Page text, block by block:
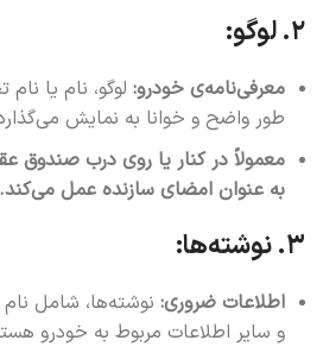
۲. لوگو:
معرفی‌نامه‌ی خودرو: لوگو، نام یا
طور واضح و خوانا به نمایش
معمولاً در کنار یا روی درب صندوق
به عنوان امضای سازنده عمل می‌کند.
۳. نوشته‌ها:
اطلاعات ضروری: نوشته‌ها، شامل
و سایر اطلاعات مربوط به خودرو